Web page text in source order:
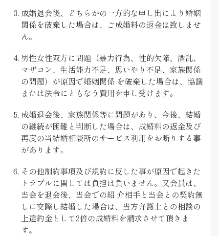
成婚退会後、どちらかの一方的な申し出により婚姻
関係を破棄した場合は、ご成婚料の返金は致しませ
ん。
男性女性双方に問題（暴力行為、性的欠陥、酒乱、
マザコン、生活能力不足、思いやり不足、家族関係
の問題）が原因で婚姻関係 を破棄した場合は、協議
または法令にともなう費用を申し受けます。
成婚退会後、家族関係等に問題があり、今後、結婚
の継続が困難と判断した場合は、成婚料の返金及び
再度の当結婚相談所のサービス利用をお断りする事
があります。
その他制約事項及び規約に反した事が原因で起きた
トラブルに関しては負担は負いません。又会員は、
当会を退会後、当会での紹 介相手と当会との契約無
しに交際し結婚した場合は、当方弁護士との相談の
上違約金として2倍の成婚料を請求させて頂きま
す。